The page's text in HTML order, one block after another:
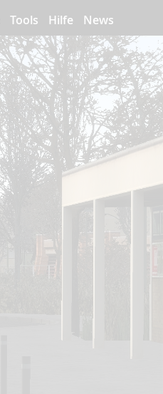
Tools Hilfe News